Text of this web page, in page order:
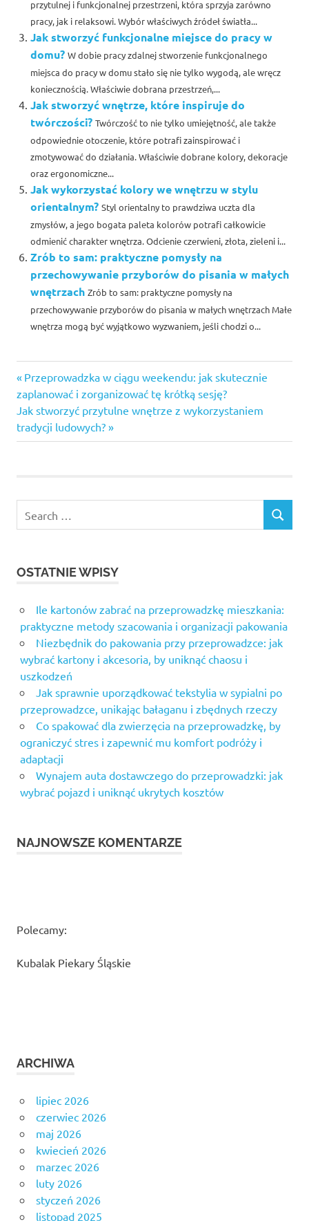
przytulnej i funkcjonalnej przestrzeni, która sprzyja zarówno
pracy, jak i relaksowi. Wybór właściwych źródeł światła...
Jak stworzyć funkcjonalne miejsce do pracy w
domu? W dobie pracy zdalnej stworzenie funkcjonalnego
miejsca do pracy w domu stało się nie tylko wygodą, ale wręcz
koniecznością. Właściwie dobrana przestrzeń,...
Jak stworzyć wnętrze, które inspiruje do
twórczości? Twórczość to nie tylko umiejętność, ale także
odpowiednie otoczenie, które potrafi zainspirować i
zmotywować do działania. Właściwie dobrane kolory, dekoracje
oraz ergonomiczne...
Jak wykorzystać kolory we wnętrzu w stylu
orientalnym? Styl orientalny to prawdziwa uczta dla
zmysłów, a jego bogata paleta kolorów potrafi całkowicie
odmienić charakter wnętrza. Odcienie czerwieni, złota, zieleni i...
Zrób to sam: praktyczne pomysły na
przechowywanie przyborów do pisania w małych
wnętrzach Zrób to sam: praktyczne pomysły na
przechowywanie przyborów do pisania w małych wnętrzach Małe
wnętrza mogą być wyjątkowo wyzwaniem, jeśli chodzi o...
Nawigacja
wpisu
Previous
Post:
Przeprowadzka w ciągu weekendu: jak skutecznie
zaplanować i zorganizować tę krótką sesję?
Next
Post:
Jak stworzyć przytulne wnętrze z wykorzystaniem
tradycji ludowych?
for:
SEARCH
OSTATNIE WPISY
Ile kartonów zabrać na przeprowadzkę mieszkania:
praktyczne metody szacowania i organizacji pakowania
Niezbędnik do pakowania przy przeprowadzce: jak
wybrać kartony i akcesoria, by uniknąć chaosu i
uszkodzeń
Jak sprawnie uporządkować tekstylia w sypialni po
przeprowadzce, unikając bałaganu i zbędnych rzeczy
Co spakować dla zwierzęcia na przeprowadzkę, by
ograniczyć stres i zapewnić mu komfort podróży i
adaptacji
Wynajem auta dostawczego do przeprowadzki: jak
wybrać pojazd i uniknąć ukrytych kosztów
NAJNOWSZE KOMENTARZE
Polecamy:
Kubalak Piekary Śląskie
ARCHIWA
lipiec 2026
czerwiec 2026
maj 2026
kwiecień 2026
marzec 2026
luty 2026
styczeń 2026
listopad 2025